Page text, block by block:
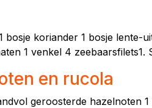
koriander 1 bosje lente-
1 venkel 4 zeebaarsfilets1.
en rucola
geroosterde hazelnoten